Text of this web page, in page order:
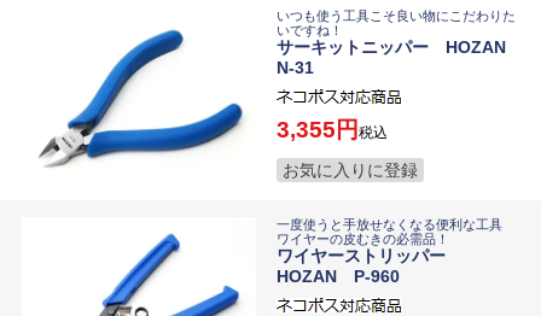
いつも使う工具こそ良い物にこだわりた
いですね！
サーキットニッパー HOZAN
N-31
3,355 税込
お気に入りに登録
一度使うと手放せなくなる便利な工具
ワイヤーの皮むきの必需品！
ワイヤーストリッパー
HOZAN P-960